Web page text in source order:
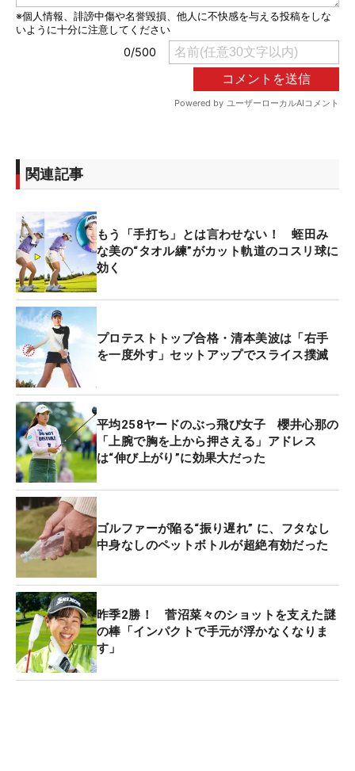
関連記事
もう「手打ち」とは言わせない！ 蛭田み
な美の“タオル練”がカット軌道のコスリ球に
効く
プロテストトップ合格・清本美波は「右手
を一度外す」セットアップでスライス撲滅
平均258ヤードのぶっ飛び女子 櫻井心那の
「上腕で胸を上から押さえる」アドレス
は“伸び上がり”に効果大だった
ゴルファーが陥る“振り遅れ” に、フタなし
中身なしのペットボトルが超絶有効だった
昨季2勝！ 菅沼菜々のショットを支えた謎
の棒「インパクトで手元が浮かなくなりま
す」